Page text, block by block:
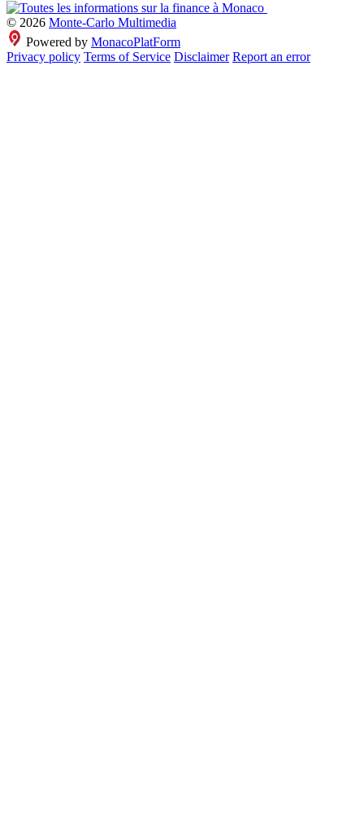
© 2026 Monte-Carlo Multimedia
Powered by MonacoPlatForm
Privacy policy Terms of Service Disclaimer Report an error